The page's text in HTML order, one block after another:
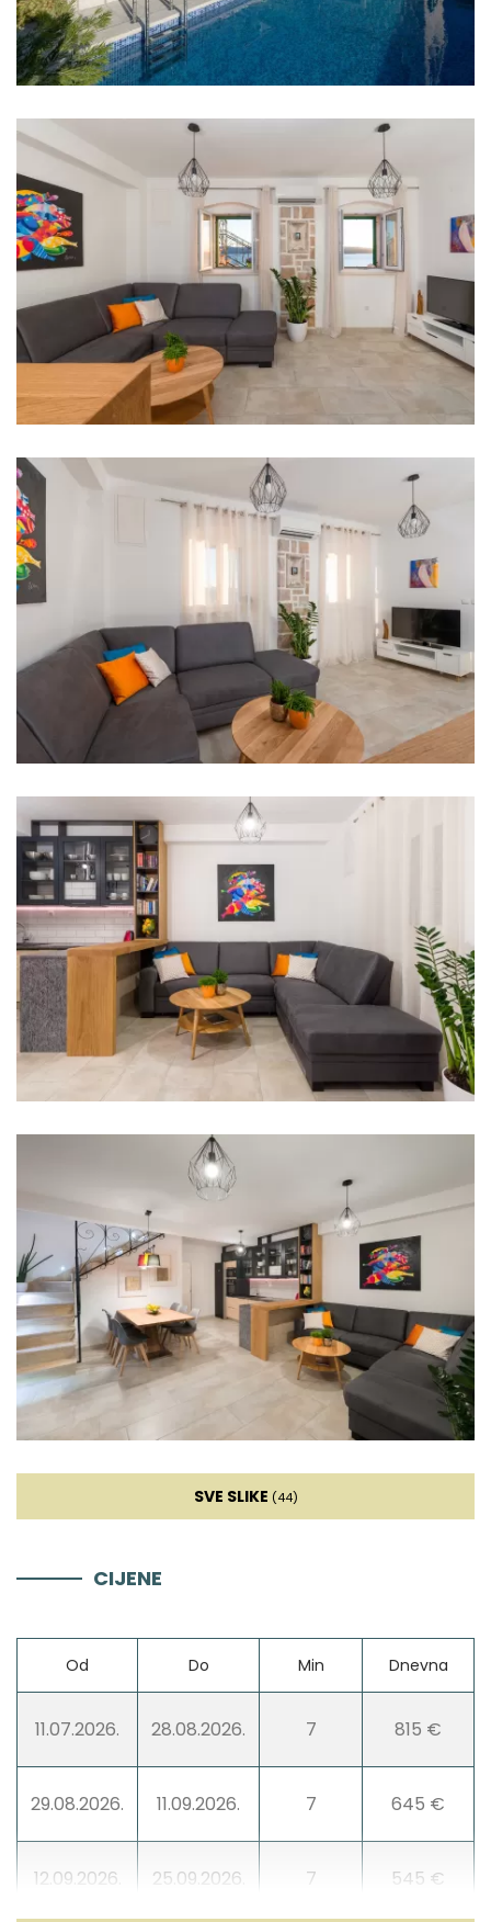
Klima u svakoj sobi
TV u svakoj sobi
Krevetić za bebu
Posteljina
Kupaonice
Kupaonica 1: en suite, umivaonik, wc, tuš
Kupaonica 2: en suite, umivaonik, wc, tuš
Kupaonica 3: en suite, umivaonik, wc, tuš
Pegla za robu
Ručnici
Kuhinja
Štednjak
Pećnica
Frižider
Mikrovalna
Kuhalo za vodu
Perilica suđa
Aparat za kavu
Posuđe
Hranilica
Hladnjak za vino
Dnevna soba
Kauč
TV
SVE SLIKE (44)
CIJENE
Od Do Min Dnevna
11.07.2026. 28.08.2026. 7 815 €
29.08.2026. 11.09.2026. 7 645 €
12.09.2026. 25.09.2026. 7 545 €